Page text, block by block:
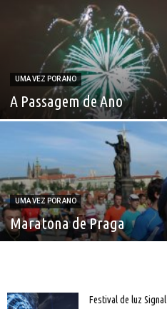
UMA VEZ POR ANO
A Passagem de Ano
UMA VEZ POR ANO
Maratona de Praga
Festival de luz Signal